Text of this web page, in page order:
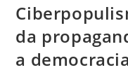
da
a democracia